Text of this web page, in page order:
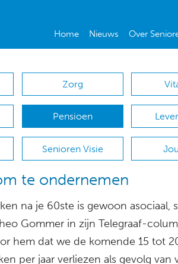
Home Nieuws Over
Zorg
Pensioen
Senioren Visie
te ondernemen
na je 60ste is gewoon asociaal,
Gommer in zijn Telegraaf-
hem dat we de komende 15 tot
per jaar verliezen als gevolg van